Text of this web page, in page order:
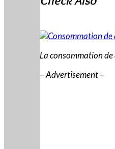
La consommation
– Advertisement –